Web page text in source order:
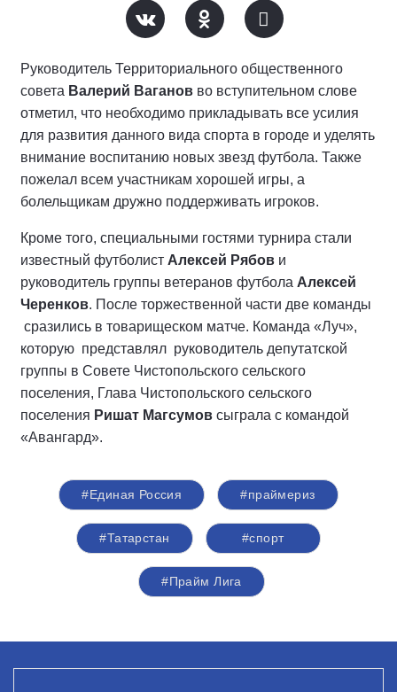
Руководитель Территориального общественного
совета Валерий Ваганов во вступительном слове
отметил, что необходимо прикладывать все усилия
для развития данного вида спорта в городе и уделять
внимание воспитанию новых звезд футбола. Также
пожелал всем участникам хорошей игры, а
болельщикам дружно поддерживать игроков.
Кроме того, специальными гостями турнира стали
известный футболист Алексей Рябов и
руководитель группы ветеранов футбола Алексей
Черенков. После торжественной части две команды
сразились в товарищеском матче. Команда «Луч»,
которую представлял руководитель депутатской
группы в Совете Чистопольского сельского
поселения, Глава Чистопольского сельского
поселения Ришат Магсумов сыграла с командой
«Авангард».
#Единая Россия #праймериз
#Татарстан #спорт
#Прайм Лига